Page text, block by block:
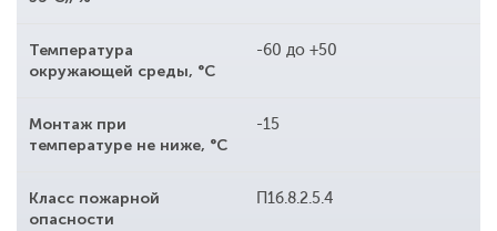
Температура
окружающей среды, °С
-60 до +50
Монтаж при
температуре не ниже, °С
-15
Класс пожарной
опасности
П1б.8.2.5.4